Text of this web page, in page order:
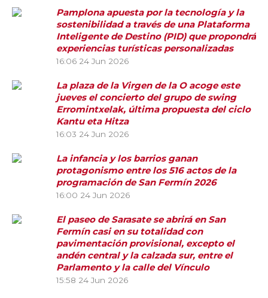
Pamplona apuesta por la tecnología y la
sostenibilidad a través de una Plataforma
Inteligente de Destino (PID) que propondrá
experiencias turísticas personalizadas
16:06 24 Jun 2026
La plaza de la Virgen de la O acoge este
jueves el concierto del grupo de swing
Erromintxelak, última propuesta del ciclo
Kantu eta Hitza
16:03 24 Jun 2026
La infancia y los barrios ganan
protagonismo entre los 516 actos de la
programación de San Fermín 2026
16:00 24 Jun 2026
El paseo de Sarasate se abrirá en San
Fermín casi en su totalidad con
pavimentación provisional, excepto el
andén central y la calzada sur, entre el
Parlamento y la calle del Vínculo
15:58 24 Jun 2026